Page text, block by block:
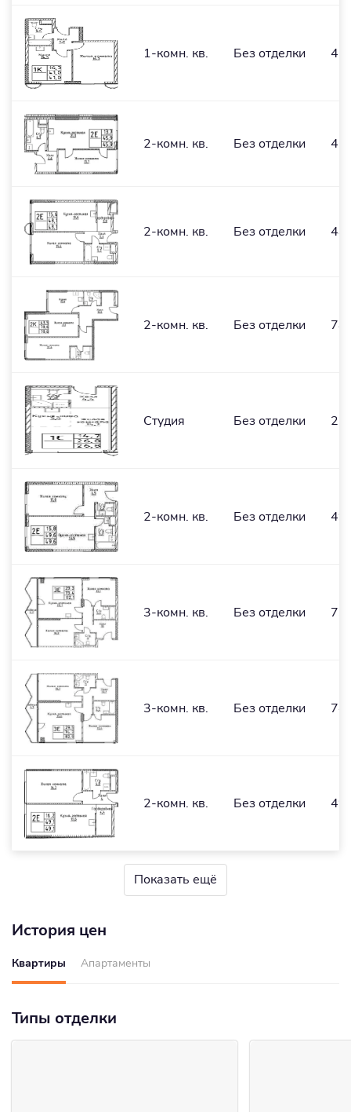
1-комн. кв. Без отделки 41
2-комн. кв. Без отделки
2-комн. кв. Без отделки
2-комн. кв. Без отделки
Студия Без отделки
2-комн. кв. Без отделки
3-комн. кв. Без отделки
3-комн. кв. Без отделки
2-комн. кв. Без отделки
Показать ещё
История цен
Квартиры Апартаменты
Типы отделки